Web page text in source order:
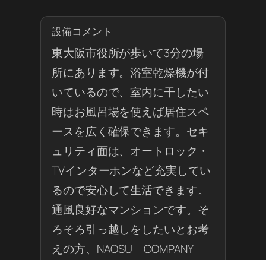
設備コメント
東大阪市役所が歩いて3分の場
所にあります。浴室乾燥機が付
いているので、室内に干したい
時はお風呂場を使えば居住スペ
ースを広く確保できます。セキ
ュリティ面は、オートロック・
TVインターホンなど充実してい
るので安心して生活できます。
通風良好なマンションです。そ
ろそろ引っ越しをしたいとお考
えの方、NAOSU COMPANY